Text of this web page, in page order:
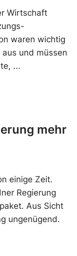
Wirtschaft
waren wichtig
und müssen
mehr
einige Zeit.
Regierung
Aus Sicht
ungenügend.